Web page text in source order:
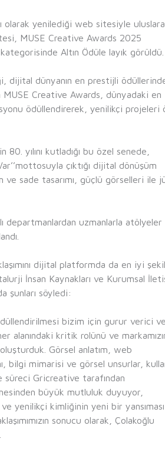
yenilediği web sitesiyle
MUSE Creative Awards 2025
Altın Ödüle layık görüldü.
dijital dünyanın en prestijli
Creative Awards, dünyadaki en
ödüllendirerek, yenilikçi projeleri
yılını kutladığı bu özel senede,
çıktığı dijital dönüşüm
ve sade tasarımı, güçlü görselleri ile
departmanlardan uzmanlarla atölyeler
dijital platformda da en iyi
İnsan Kaynakları ve Kurumsal
şunları söyledi:
ödüllendirilmesi bizim için gurur verici ve
alanındaki kritik rolünü ve
Görsel anlatım, web
bilgi mimarisi ve görsel unsurlar,
süreci Gricreative tarafından
büyük mutluluk duyuyor,
yenilikçi kimliğinin yeni bir yansıması
sonucu olarak, Çolakoğlu